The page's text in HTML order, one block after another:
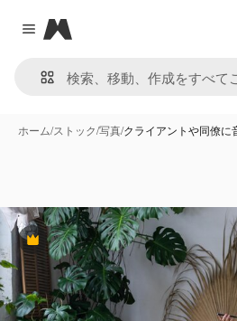
Close menu
Magnific
ホーム/ストック/写真/クライアントや同僚
Premium